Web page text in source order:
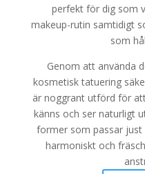
perfekt för dig som
makeup-rutin samtidigt
som
Genom att använda
kosmetisk tatuering
är noggrant utförd för
känns och ser naturligt
former som passar
harmoniskt och